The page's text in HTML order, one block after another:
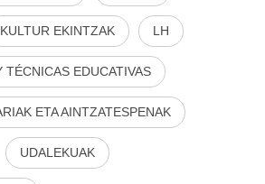
KULTUR EKINTZAK LH
TÉCNICAS EDUCATIVAS
ETA AINTZATESPENAK
UDALEKUAK